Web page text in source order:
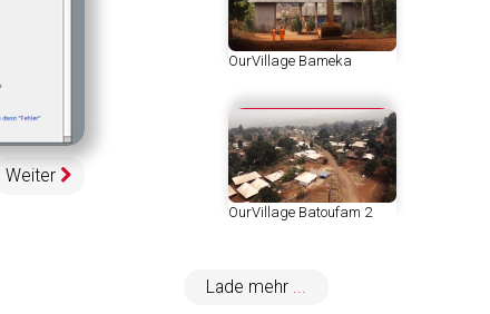
Weiter
OurVillage Bameka
OurVillage Batoufam 2
Lade mehr